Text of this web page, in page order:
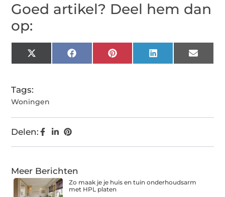
Goed artikel? Deel hem dan
op:
X
(Twitter)
FacebookPinterestLinkedIn Email
Tags:
Woningen
Delen:
Meer Berichten
Zo maak je je huis en tuin onderhoudsarm
met HPL platen